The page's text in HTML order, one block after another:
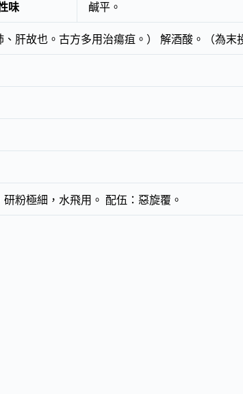
味 鹹平。
肝故也。古方多用治瘍疽。） 解酒酸。（為末
粉極細，水飛用。 配伍：惡旋覆。